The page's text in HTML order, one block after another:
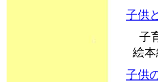
子供
子
絵
子供